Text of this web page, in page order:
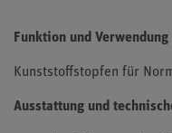
Funktion und Verwendung
Kunststoffstopfen für
Ausstattung und